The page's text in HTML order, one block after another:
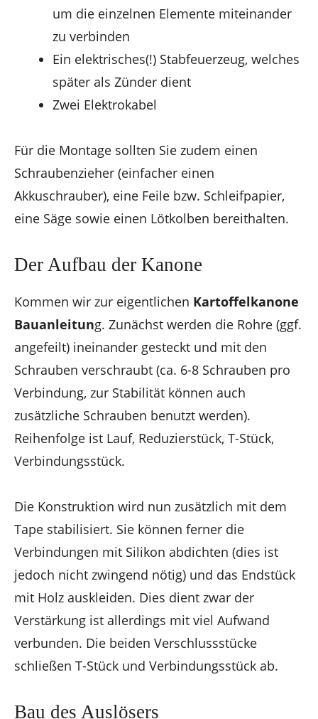
um die einzelnen Elemente miteinander
zu verbinden
Ein elektrisches(!) Stabfeuerzeug, welches
später als Zünder dient
Zwei Elektrokabel
Für die Montage sollten Sie zudem einen
Schraubenzieher (einfacher einen
Akkuschrauber), eine Feile bzw. Schleifpapier,
eine Säge sowie einen Lötkolben bereithalten.
Der Aufbau der Kanone
Kommen wir zur eigentlichen Kartoffelkanone
Bauanleitung. Zunächst werden die Rohre (ggf.
angefeilt) ineinander gesteckt und mit den
Schrauben verschraubt (ca. 6-8 Schrauben pro
Verbindung, zur Stabilität können auch
zusätzliche Schrauben benutzt werden).
Reihenfolge ist Lauf, Reduzierstück, T-Stück,
Verbindungsstück.
Die Konstruktion wird nun zusätzlich mit dem
Tape stabilisiert. Sie können ferner die
Verbindungen mit Silikon abdichten (dies ist
jedoch nicht zwingend nötig) und das Endstück
mit Holz auskleiden. Dies dient zwar der
Verstärkung ist allerdings mit viel Aufwand
verbunden. Die beiden Verschlussstücke
schließen T-Stück und Verbindungsstück ab.
Bau des Auslösers